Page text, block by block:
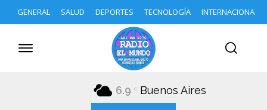
GENERAL SALUD DEPORTES TECNOLOGÍA INTERNACIONAL
6.9 C Buenos Aires